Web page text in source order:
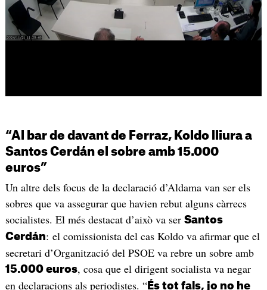
“Al bar de davant de Ferraz, Koldo lliura a
Santos Cerdán el sobre amb 15.000
euros”
Un altre dels focus de la declaració d’Aldama van ser els
sobres que va assegurar que havien rebut alguns càrrecs
socialistes. El més destacat d’això va ser Santos
Cerdán: el comissionista del cas Koldo va afirmar que el
secretari d’Organització del PSOE va rebre un sobre amb
15.000 euros, cosa que el dirigent socialista va negar
en declaracions als periodistes. “És tot fals, jo no he